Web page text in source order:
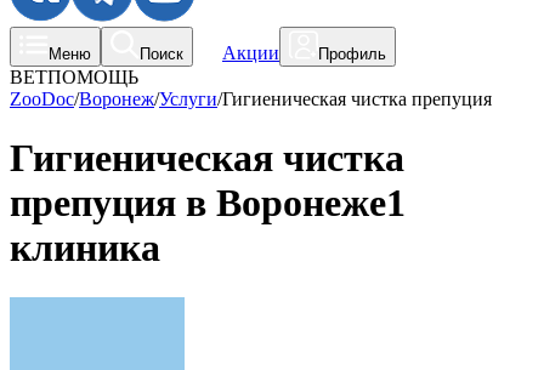
Меню Поиск Акции Профиль
ВЕТПОМОЩЬ
ZooDoc/Воронеж/Услуги/Гигиеническая чистка препуция
Гигиеническая чистка
препуция в Воронеже1
клиника